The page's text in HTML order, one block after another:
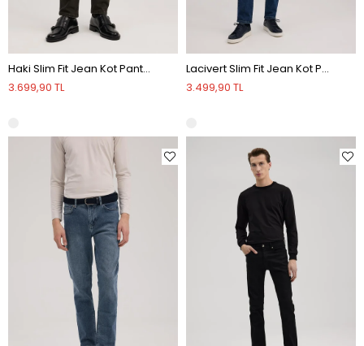
Haki Slim Fit Jean Kot Pantolon
3.699,90 TL
Lacivert Slim Fit Jean Kot Pantolon
3.499,90 TL